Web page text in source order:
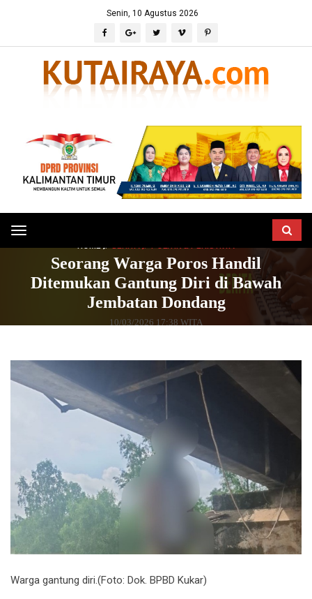
Senin, 10 Agustus 2026
Toggle
navigation
Seorang Warga Poros Handil
Ditemukan Gantung Diri di Bawah
Jembatan Dondang
10/03/2026 17:38 WITA
Warga gantung diri.(Foto: Dok. BPBD Kukar)